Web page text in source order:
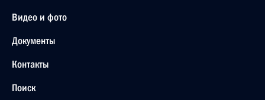
Видео и фото
Документы
Контакты
Поиск